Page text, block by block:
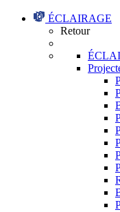
ÉCLAIRAGE
Retour